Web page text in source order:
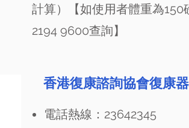
計算）【如使用者體重為150
2194 9600查詢】
香港復康諮詢協會復康
電話熱線：23642345